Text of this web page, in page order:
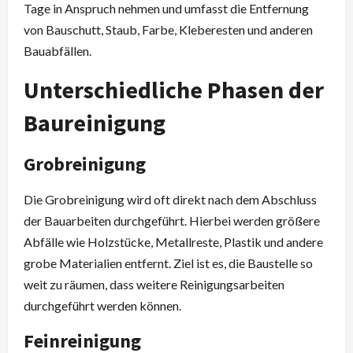
Tage in Anspruch nehmen und umfasst die Entfernung
von Bauschutt, Staub, Farbe, Kleberesten und anderen
Bauabfällen.
Unterschiedliche Phasen der
Baureinigung
Grobreinigung
Die Grobreinigung wird oft direkt nach dem Abschluss
der Bauarbeiten durchgeführt. Hierbei werden größere
Abfälle wie Holzstücke, Metallreste, Plastik und andere
grobe Materialien entfernt. Ziel ist es, die Baustelle so
weit zu räumen, dass weitere Reinigungsarbeiten
durchgeführt werden können.
Feinreinigung